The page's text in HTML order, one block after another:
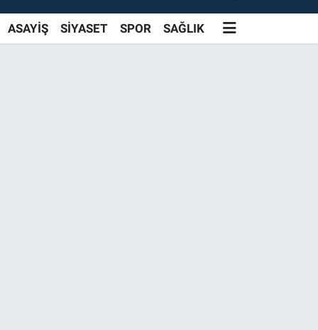
ASAYİŞ SİYASET SPOR SAĞLIK